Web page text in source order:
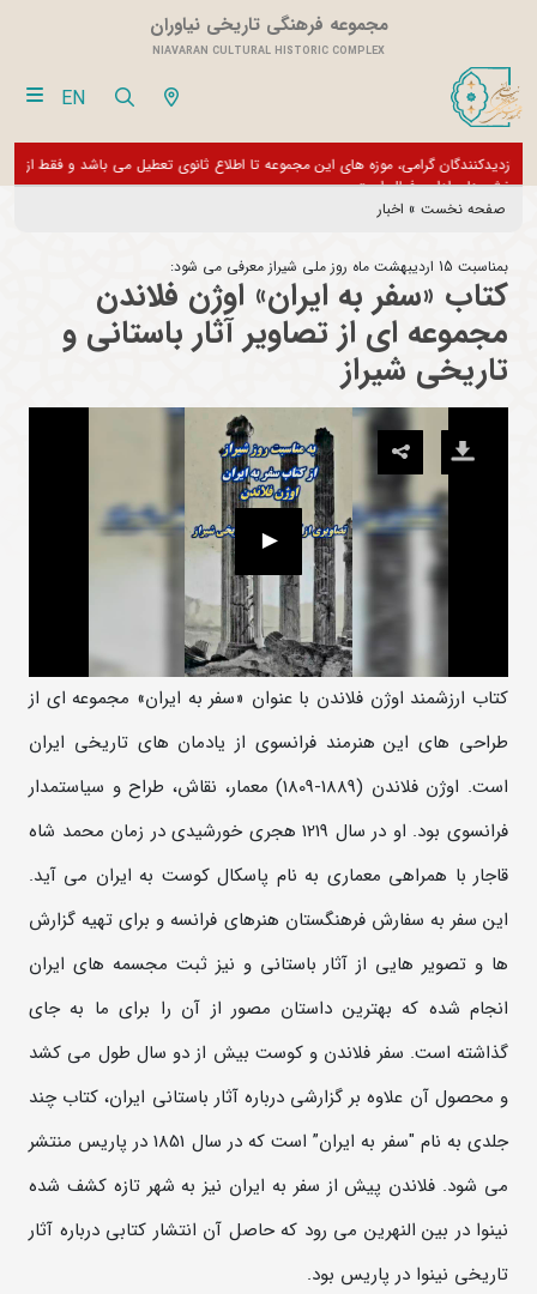
مجموعه فرهنگی تاریخی نیاوران
NIAVARAN CULTURAL HISTORIC COMPLEX
EN
بازدیدکنندگان گرامی، موزه های این مجموعه تا اطلاع ثانوی تعطیل می باشد و فقط
بخش های اداری فعال است
صفحه نخست » اخبار
بمناسبت 15 اردیبهشت ماه روز ملی شیراز معرفی می شود:
کتاب «سفر به ایران» اوژن فلاندن
مجموعه ای از تصاویر آثار باستانی و
تاریخی شیراز
کتاب ارزشمند اوژن فلاندن با عنوان «سفر به ایران» مجموعه ای از
طراحی های این هنرمند فرانسوی از یادمان های تاریخی ایران
است. اوژن فلاندن (1889-1809) معمار، نقاش، طراح و سیاستمدار
فرانسوی بود. او در سال 1219 هجری خورشیدی در زمان محمد شاه
قاجار با همراهی معماری به نام پاسکال کوست به ایران می آید.
این سفر به سفارش فرهنگستان هنرهای فرانسه و برای تهیه گزارش
ها و تصویر هایی از آثار باستانی و نیز ثبت مجسمه های ایران
انجام شده که بهترین داستان مصور از آن را برای ما به جای
گذاشته است. سفر فلاندن و کوست بیش از دو سال طول می کشد
و محصول آن علاوه بر گزارشی درباره آثار باستانی ایران، کتاب چند
جلدی به نام "سفر به ایران” است که در سال 1851 در پاریس منتشر
می شود. فلاندن پیش از سفر به ایران نیز به شهر تازه کشف شده
نینوا در بین النهرین می رود که حاصل آن انتشار کتابی درباره آثار
تاریخی نینوا در پاریس بود.